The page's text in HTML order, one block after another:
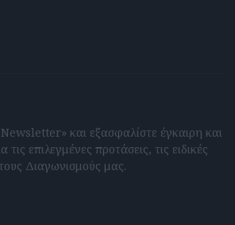
και εξασφαλίστε έγκαιρη και
επιλεγμένες προτάσεις, τις ειδικές
Διαγωνισμούς μας.